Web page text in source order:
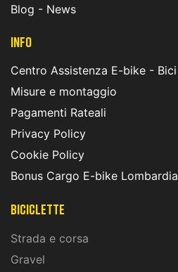
Blog - News
INFO
Centro Assistenza E-bike - Bici
Misure e montaggio
Pagamenti Rateali
Privacy Policy
Cookie Policy
Bonus Cargo E-bike Lombardia
Biciclette
Strada e corsa
Gravel